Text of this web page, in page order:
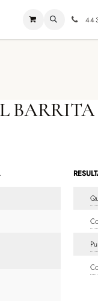
BARRITA